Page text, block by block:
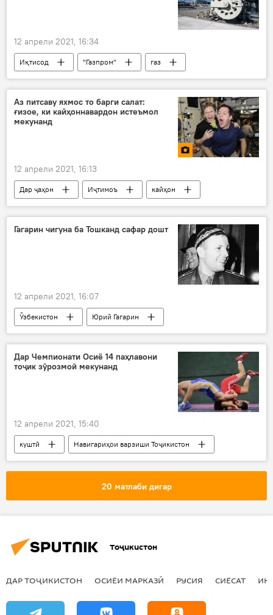
12 апрели 2021, 16:34
Иқтисод "Газпром"
газ
Иттиҳодияи Урупо
Дар Русия
Аз питсаву яхмос то барги салат:
ғизое, ки кайҳоннавардон истеъмол
мекунанд
12 апрели 2021, 16:13
Дар ҷаҳон Иҷтимоъ
кайҳон
хӯрок
Акс
Гагарин чигуна ба Тошканд сафар дошт
12 апрели 2021, 16:07
Ӯзбекистон
Юрий Гагарин
Дар Русия
Дар Чемпионати Осиё 14 паҳлавони
тоҷик зӯрозмоӣ мекунанд
12 апрели 2021, 15:40
куштӣ
Навигариҳои варзиши Тоҷикистон
Дар Тоҷикистон
20 матлаби дигар
Тоҷикистон
ДАР ТОҶИКИСТОН ОСИЁИ МАРКАЗӢ РУСИЯ СИЁСАТ